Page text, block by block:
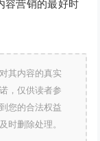
容营销的最好时
其内容的真实
，仅供读者参
您的合法权益
时删除处理。